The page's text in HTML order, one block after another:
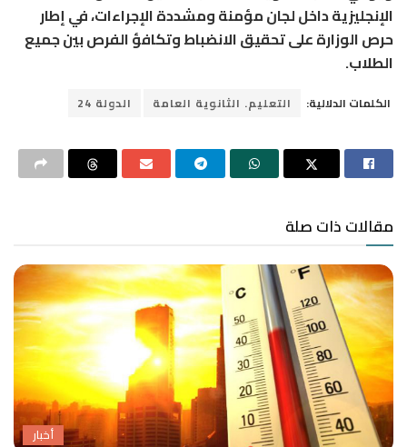
الإنجليزية داخل لجان مؤمنة ومشددة الإجراءات، في إطار
حرص الوزارة على تحقيق الانضباط وتكافؤ الفرص بين جميع
الطلاب.
الكلمات الدلالية: التعليم. الثانوية العامة الدولة 24
مقالات ذات صلة
أخبار